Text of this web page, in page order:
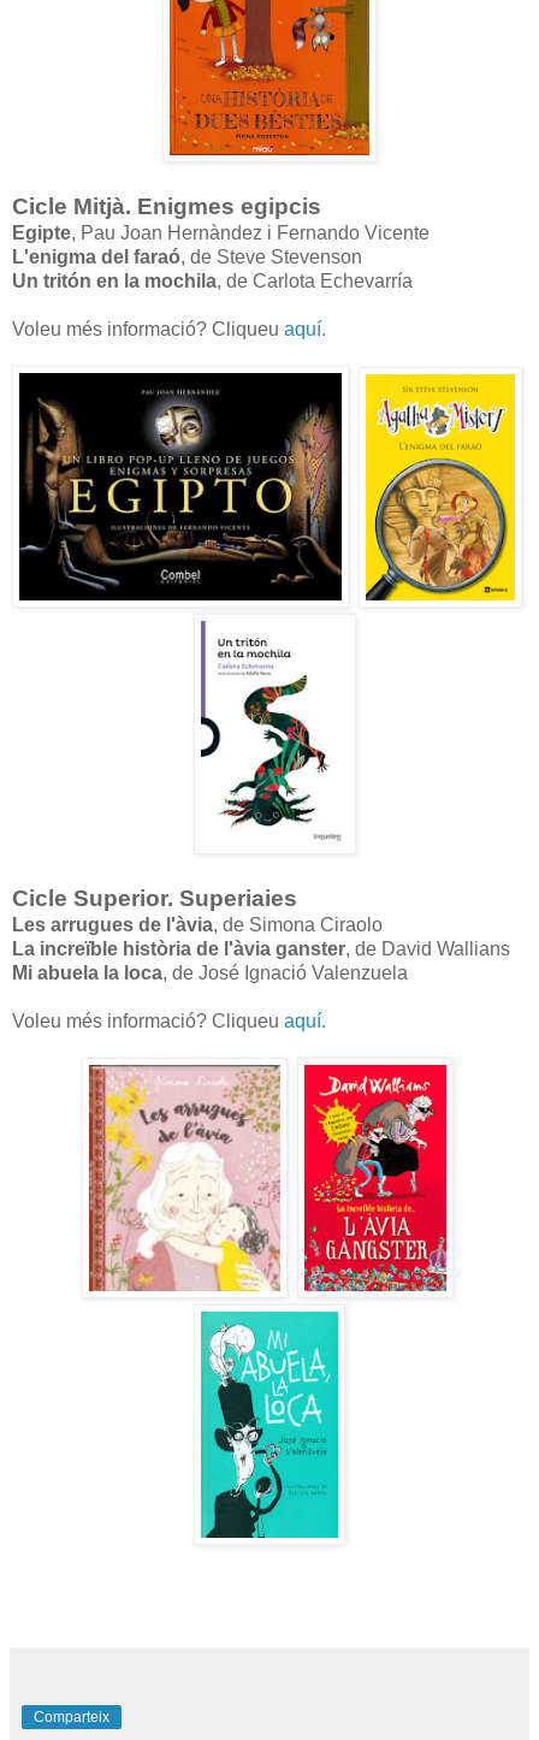
Cicle Mitjà. Enigmes egipcis
Egipte, Pau Joan Hernàndez i Fernando Vicente
L'enigma del faraó, de Steve Stevenson
Un tritón en la mochila, de Carlota Echevarría
Voleu més informació? Cliqueu aquí.
Cicle Superior. Superiaies
Les arrugues de l'àvia, de Simona Ciraolo
La increïble història de l'àvia ganster, de David Wallians
Mi abuela la loca, de José Ignació Valenzuela
Voleu més informació? Cliqueu aquí.
Comparteix